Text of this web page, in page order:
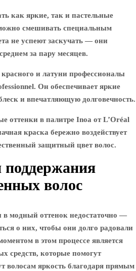
как яркие, так и пастельные
смешивать специальным
не успеют заскучать — они
за пару месяцев.
и латуни профессионалы
Он обеспечивает яркие
и впечатляющую долговечность.
оттенки в палитре Inoa от L’Oréal
краска бережно воздействует
защитный цвет волос.
поддержания
волос
в модный оттенок недостаточно —
о них, чтобы они долго радовали
в этом процессе является
средств, которые помогут
волосам яркость благодаря прямым